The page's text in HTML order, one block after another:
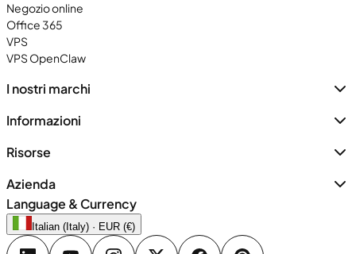
Negozio online
Office 365
VPS
VPS OpenClaw
I nostri marchi
Informazioni
Risorse
Azienda
Language & Currency
Italian (Italy) · EUR (€)